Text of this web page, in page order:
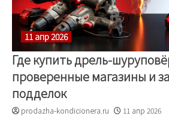
11 апр 2026
Где купить дрель-
проверенные магазины и
подделок
prodazha-kondicionera.ru 11 апр 2026